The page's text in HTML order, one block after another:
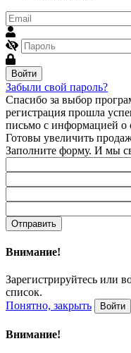
Войти
Забыли свой пароль?
Спасибо за выбор
регистрация прошла
письмо с информацией о
Готовы увеличить
Заполните форму. И мы
Отправить
Внимание!
Зарегистрируйтесь или
список.
Понятно, закрыть
Войти
Внимание!